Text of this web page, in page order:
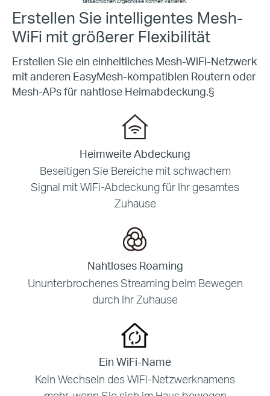
Erstellen Sie intelligentes Mesh-
WiFi mit größerer Flexibilität
Erstellen Sie ein einheitliches Mesh-WiFi-Netzwerk
mit anderen EasyMesh-kompatiblen Routern oder
Mesh-APs für nahtlose Heimabdeckung.§
Heimweite Abdeckung
Beseitigen Sie Bereiche mit schwachem
Signal mitWiFi-Abdeckung für Ihr gesamtes
Zuhause
Nahtloses Roaming
Ununterbrochenes Streaming beim Bewegen
durch Ihr Zuhause
Ein WiFi-Name
Kein Wechseln des WiFi-Netzwerknamens